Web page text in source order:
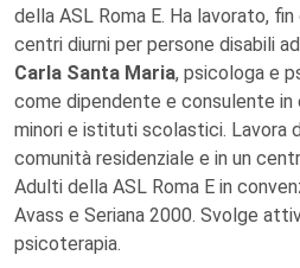
della ASL Roma E. Ha lavorato,
centri diurni per persone disabili
Carla Santa Maria, psicologa e
come dipendente e consulente in
minori e istituti scolastici. Lavora
comunità residenziale e in un
Adulti della ASL Roma E in
Avass e Seriana 2000. Svolge
psicoterapia.